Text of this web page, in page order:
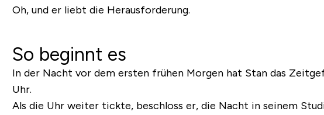
Oh, und er liebt die Herausforderung.
So beginnt es
In der Nacht vor dem ersten frühen Morgen hat Stan das
Uhr.
Als die Uhr weiter tickte, beschloss er, die Nacht in seinem